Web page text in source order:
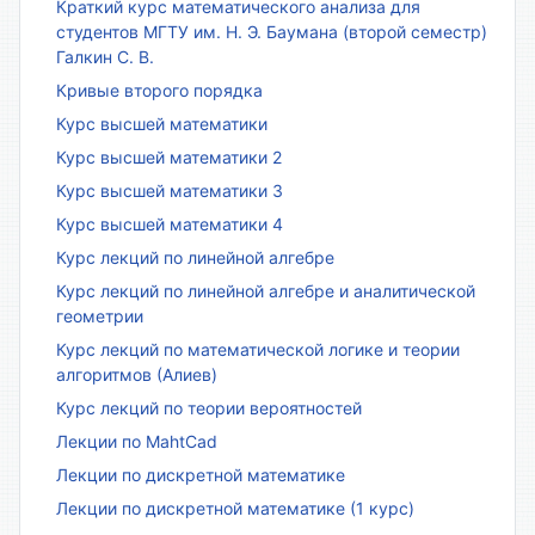
Краткий курс математического анализа для
студентов МГТУ им. Н. Э. Баумана (второй семестр)
Галкин С. В.
Кривые второго порядка
Курс высшей математики
Курс высшей математики 2
Курс высшей математики 3
Курс высшей математики 4
Курс лекций по линейной алгебре
Курс лекций по линейной алгебре и аналитической
геометрии
Курс лекций по математической логике и теории
алгоритмов (Алиев)
Курс лекций по теории вероятностей
Лекции по MahtCad
Лекции по дискретной математике
Лекции по дискретной математике (1 курс)